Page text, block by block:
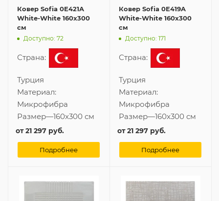
Ковер Sofia 0E421A
White-White 160x300
см
Доступно: 72
Страна:
Турция
Материал:
Микрофибра
Размер—160x300 см
от21 297 руб.
Подробнее
Ковер Sofia 0E419A
White-White 160x300
см
Доступно: 171
Страна:
Турция
Материал:
Микрофибра
Размер—160x300 см
от21 297 руб.
Подробнее